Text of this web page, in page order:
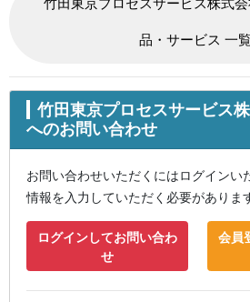
品・サービス 一
竹田東京プロセスサービス
へのお問い合わせ
お問い合わせいただくにはログインい
情報を入力していただく必要がありま
ログインしてお問い合わ
せ
会員